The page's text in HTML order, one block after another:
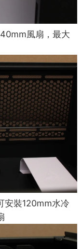
風扇，最大
安裝120mm水冷